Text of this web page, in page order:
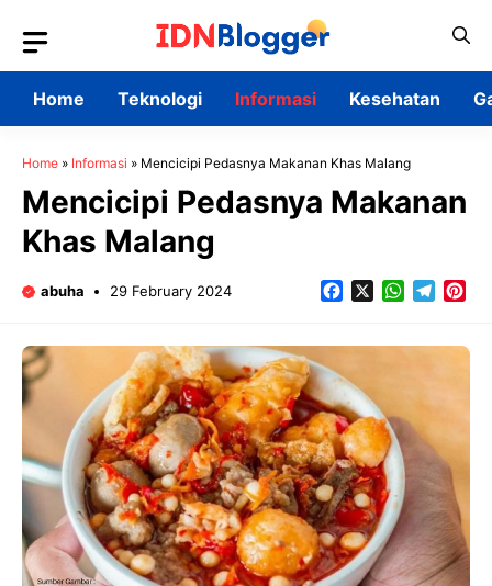
content
Home
Teknologi Informasi Kesehatan
Home » Informasi » Mencicipi Pedasnya Makanan Khas Malang
Mencicipi Pedasnya Makanan
Khas Malang
abuha 29 February 2024 FacebookWhatsApp